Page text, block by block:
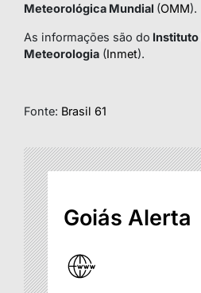
Meteorológica Mundial (OMM).
As informações são do Instituto
Meteorologia (Inmet).
Fonte: Brasil 61
Goiás Alerta